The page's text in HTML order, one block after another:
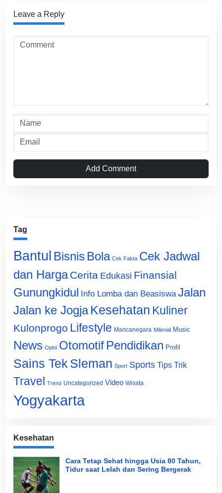
Leave a Reply
Add Comment
Tag
Bantul Bisnis Bola Cek Fakta Cek Jadwal
dan Harga Cerita Edukasi Finansial
Gunungkidul Info Lomba dan Beasiswa Jalan
Jalan ke Jogja Kesehatan Kuliner
Kulonprogo Lifestyle Mancanegara Milenial Music
News Opini Otomotif Pendidikan Profil
Sains Tek Sleman Sport Sports Tips Trik
Travel Trend Uncategorized Video Wisata
Yogyakarta
Kesehatan
Cara Tetap Sehat hingga Usia 80 Tahun,
Tidur saat Lelah dan Sering Bergerak